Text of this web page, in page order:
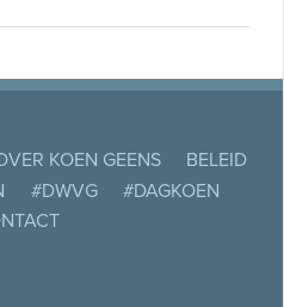
KOEN GEENS
BELEID
#DWVG
#DAGKOEN